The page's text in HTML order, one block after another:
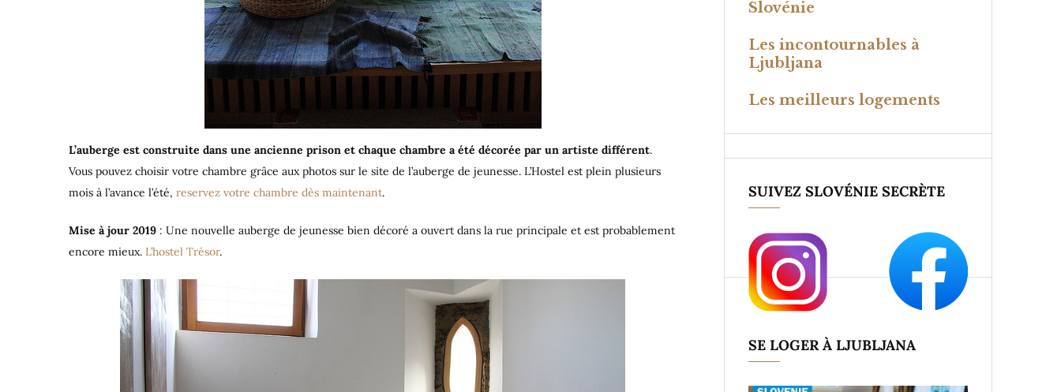
L’auberge est construite dans une ancienne prison et chaque chambre a été décorée par un artiste différent.
Vous pouvez choisir votre chambre grâce aux photos sur le site de l’auberge de jeunesse. L’Hostel est plein plusieurs
mois à l’avance l’été, reservez votre chambre dès maintenant.
Mise à jour 2019 : Une nouvelle auberge de jeunesse bien décoré a ouvert dans la rue principale et est probablement
encore mieux. L’hostel Trésor.
Slovénie
Les incontournables à
Ljubljana
Les meilleurs logements
SUIVEZ SLOVÉNIE SECRÈTE
SE LOGER À LJUBLJANA